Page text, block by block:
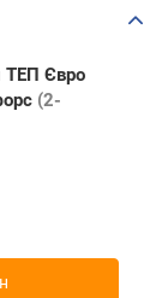
ТЕП Євро
(2-